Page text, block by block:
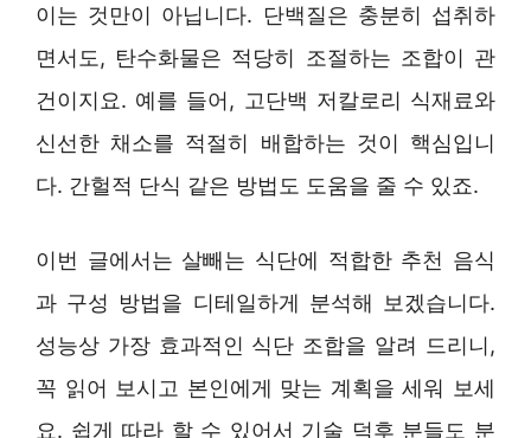
이는 것만이 아닙니다. 단백질은 충분히 섭취하
면서도, 탄수화물은 적당히 조절하는 조합이 관
건이지요. 예를 들어, 고단백 저칼로리 식재료와
신선한 채소를 적절히 배합하는 것이 핵심입니
다. 간헐적 단식 같은 방법도 도움을 줄 수 있죠.
이번 글에서는 살빼는 식단에 적합한 추천 음식
과 구성 방법을 디테일하게 분석해 보겠습니다.
성능상 가장 효과적인 식단 조합을 알려 드리니,
꼭 읽어 보시고 본인에게 맞는 계획을 세워 보세
요. 쉽게 따라 할 수 있어서 기술 덕후 분들도 분